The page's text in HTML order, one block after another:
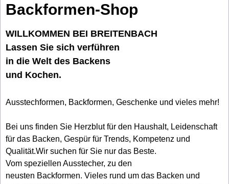
Backformen-Shop
WILLKOMMEN BEI BREITENBACH
Lassen Sie sich verführen
in die Welt des Backens
und Kochen.
Ausstechformen, Backformen, Geschenke und vieles mehr!
Bei uns finden Sie Herzblut für den Haushalt, Leidenschaft
für das Backen, Gespür für Trends, Kompetenz und
Qualität.Wir suchen für Sie nur das Beste.
Vom speziellen Ausstecher, zu den
neusten Backformen. Vieles rund um das Backen und